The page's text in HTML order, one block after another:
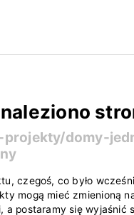
domy-
czegoś, co było
mogą mieć zmienioną
a postaramy się wyjaśnić